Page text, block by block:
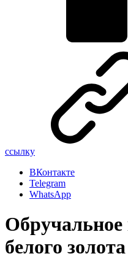
ссылку
ВКонтакте
Telegram
WhatsApp
Обручальное
белого